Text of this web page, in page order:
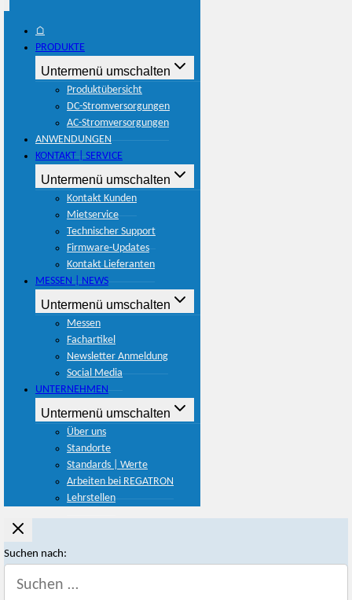
⌂
PRODUKTE
Untermenü umschalten
Produktübersicht
DC-Stromversorgungen
AC-Stromversorgungen
ANWENDUNGEN
KONTAKT | SERVICE
Untermenü umschalten
Kontakt Kunden
Mietservice
Technischer Support
Firmware-Updates
Kontakt Lieferanten
MESSEN | NEWS
Untermenü umschalten
Messen
Fachartikel
Newsletter Anmeldung
Social Media
UNTERNEHMEN
Untermenü umschalten
Über uns
Standorte
Standards | Werte
Arbeiten bei REGATRON
Lehrstellen
Suchen nach: